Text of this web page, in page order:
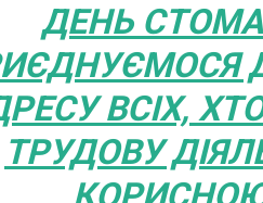
ДЕНЬ
ВСІХ,
ТРУДОВУ